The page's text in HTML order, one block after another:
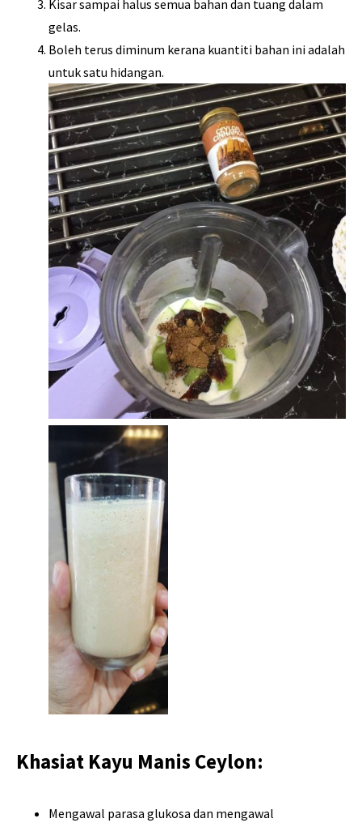
Kisar sampai halus semua bahan dan tuang dalam
gelas.
Boleh terus diminum kerana kuantiti bahan ini adalah
untuk satu hidangan.
Khasiat Kayu Manis Ceylon:
Mengawal parasa glukosa dan mengawal